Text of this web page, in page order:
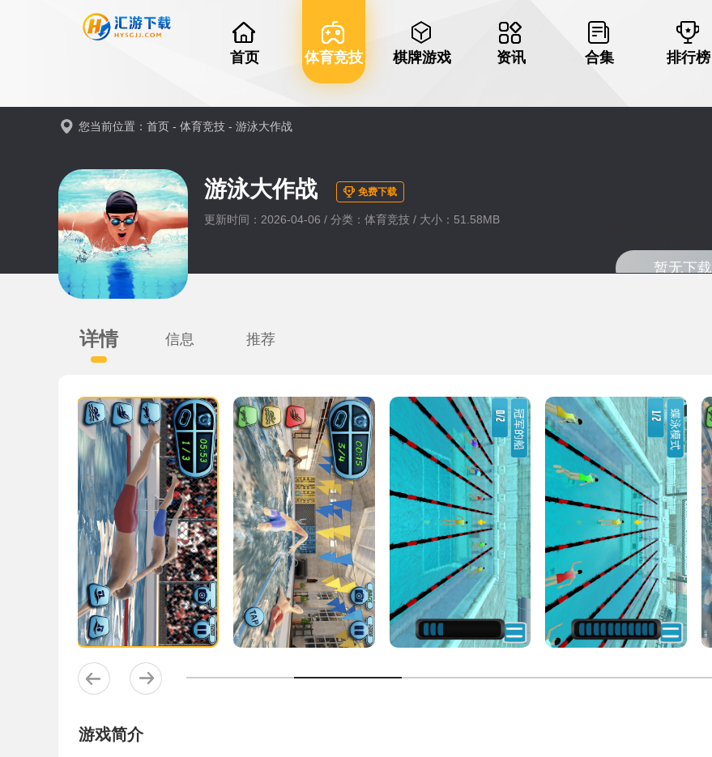
首页 体育竞技 棋牌游戏 资讯 合集 排行榜
您当前位置： 首页 - 体育竞技 - 游泳大作战
游泳大作战 免费下载
更新时间：2026-04-06 / 分类：体育竞技 / 大小：51.58MB
暂无下载
详情 信息 推荐
游戏简介